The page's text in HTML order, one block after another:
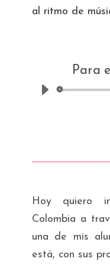
al ritmo de
Para
Hoy quiero
Colombia a
una de mis
está, con sus